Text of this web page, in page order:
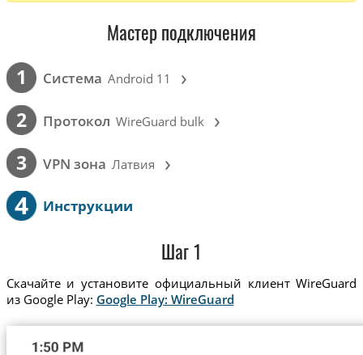
Мастер подключения
1 Cистема Android 11 ›
2 Протокол WireGuard bulk ›
3 VPN зона Латвия ›
4 Инструкции
Шаг 1
Скачайте и установите официальный клиент WireGuard
из Google Play: Google Play: WireGuard